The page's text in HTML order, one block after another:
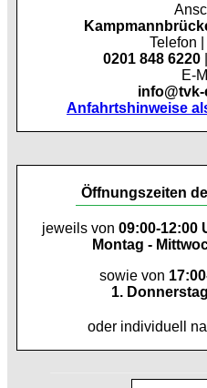
Telefon
0201 848 6220
E-
Anfahrtshinweise
Öffnungszeiten
jeweils von 09:00-12:00
Montag -
sowie von
1.
oder individuell